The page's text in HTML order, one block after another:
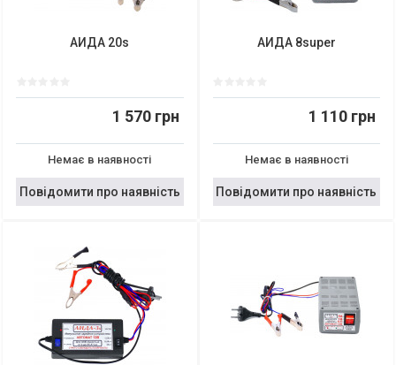
АИДА 20s
1 570 грн
Немає в наявності
Повідомити про наявність
АИДА 8super
1 110 грн
Немає в наявності
Повідомити про наявність